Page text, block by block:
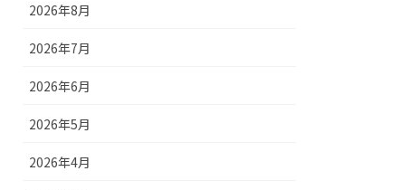
2026年8月
2026年7月
2026年6月
2026年5月
2026年4月